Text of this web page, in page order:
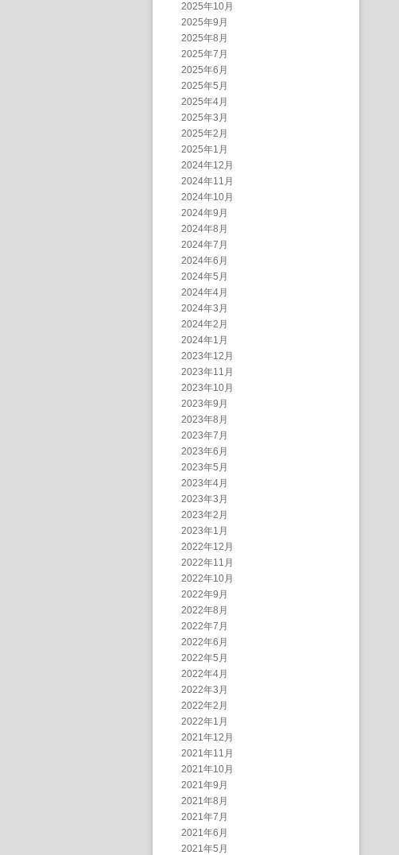
2025年10月
2025年9月
2025年8月
2025年7月
2025年6月
2025年5月
2025年4月
2025年3月
2025年2月
2025年1月
2024年12月
2024年11月
2024年10月
2024年9月
2024年8月
2024年7月
2024年6月
2024年5月
2024年4月
2024年3月
2024年2月
2024年1月
2023年12月
2023年11月
2023年10月
2023年9月
2023年8月
2023年7月
2023年6月
2023年5月
2023年4月
2023年3月
2023年2月
2023年1月
2022年12月
2022年11月
2022年10月
2022年9月
2022年8月
2022年7月
2022年6月
2022年5月
2022年4月
2022年3月
2022年2月
2022年1月
2021年12月
2021年11月
2021年10月
2021年9月
2021年8月
2021年7月
2021年6月
2021年5月